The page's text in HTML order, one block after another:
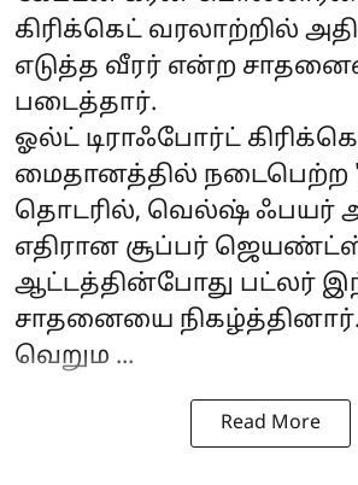
கிரிக்கெட் வரலாற்றில்
எடுத்த வீரர் என்ற
படைத்தார்.
ஓல்ட் டிராஃபோர்ட்
மைதானத்தில் நடைபெற்ற
தொடரில், வெல்ஷ் ஃபயர்
எதிரான சூப்பர்
ஆட்டத்தின்போது பட்லர்
சாதனையை நிகழ்த்தினார்.
வெறும ...
Read More